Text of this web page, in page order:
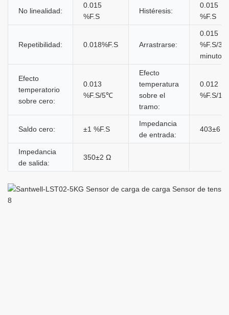
No linealidad:
0.015
%F.S
Histéresis:
0.015
%F.S
Repetibilidad: 0.018%F.S Arrastrarse:
0.015
%F.S/30
minutos
Efecto
temperatorio
sobre cero:
0.013
%F.S/5℃
Efecto
temperatura
sobre el
tramo:
0.012
%F.S/
Saldo cero: ±1 %F.S
Impedancia
de entrada:
403±6 Ω
Impedancia
de salida:
350±2 Ω